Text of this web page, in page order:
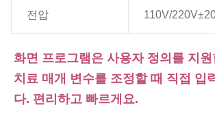
전압 110V/
화면 프로그램은 사용자 정의를 지
치료 매개 변수를 조정할 때 직접 입
다. 편리하고 빠르게요.